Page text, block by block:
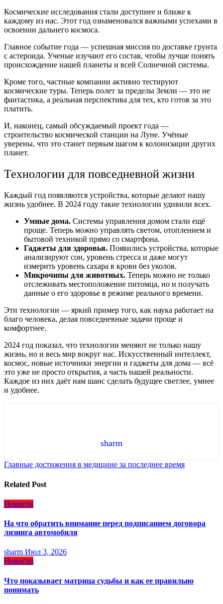
Космические исследования стали доступнее и ближе к
каждому из нас. Этот год ознаменовался важными успехами в
освоении дальнего космоса.
Главное событие года — успешная миссия по доставке грунта
с астероида. Ученые изучают его состав, чтобы лучше понять
происхождение нашей планеты и всей Солнечной системы.
Кроме того, частные компании активно тестируют
космические туры. Теперь полет за пределы Земли — это не
фантастика, а реальная перспектива для тех, кто готов за это
платить.
И, наконец, самый обсуждаемый проект года —
строительство космической станции на Луне. Учёные
уверены, что это станет первым шагом к колонизации других
планет.
Технологии для повседневной жизни
Каждый год появляются устройства, которые делают нашу
жизнь удобнее. В 2024 году такие технологии удивили всех.
Умные дома. Системы управления домом стали ещё
проще. Теперь можно управлять светом, отоплением и
бытовой техникой прямо со смартфона.
Гаджеты для здоровья. Появились устройства, которые
анализируют сон, уровень стресса и даже могут
измерить уровень сахара в крови без уколов.
Микрочипы для животных. Теперь можно не только
отслеживать местоположение питомца, но и получать
данные о его здоровье в режиме реального времени.
Эти технологии — яркий пример того, как наука работает на
благо человека, делая повседневные задачи проще и
комфортнее.
2024 год показал, что технологии меняют не только нашу
жизнь, но и весь мир вокруг нас. Искусственный интеллект,
космос, новые источники энергии и гаджеты для дома — всё
это уже не просто открытия, а часть нашей реальности.
Каждое из них даёт нам шанс сделать будущее светлее, умнее
и удобнее.
sharm
Навигация
по
Главные достижения в медицине за последнее время
Related Post
Новости
На что обратить внимание перед подписанием договора
лизинга автомобиля
sharm Июл 3, 2026
Новости
Что показывает матрица судьбы и как ее правильно
понимать